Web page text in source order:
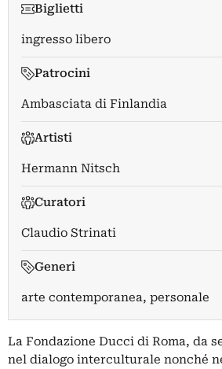
Biglietti
ingresso libero
Patrocini
Ambasciata di Finlandia
Artisti
Hermann Nitsch
Curatori
Claudio Strinati
Generi
arte contemporanea, personale
La Fondazione Ducci di Roma, da
nel dialogo interculturale nonché